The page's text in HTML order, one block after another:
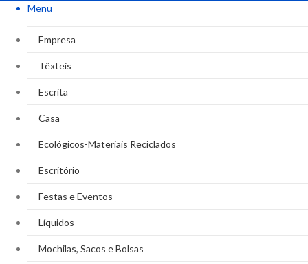
Menu
Empresa
Têxteis
Escrita
Casa
Ecológicos-Materiais Reciclados
Escritório
Festas e Eventos
Líquidos
Mochilas, Sacos e Bolsas